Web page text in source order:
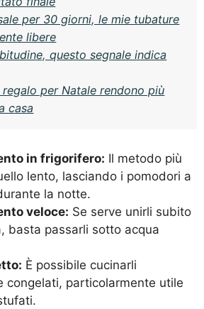
per 30 giorni, le mie tubature
libere
questo segnale indica
regalo per Natale rendono più
casa
in frigorifero: Il metodo più
lento, lasciando i pomodori a
la notte.
veloce: Se serve unirli subito
basta passarli sotto acqua
È possibile cucinarli
congelati, particolarmente utile